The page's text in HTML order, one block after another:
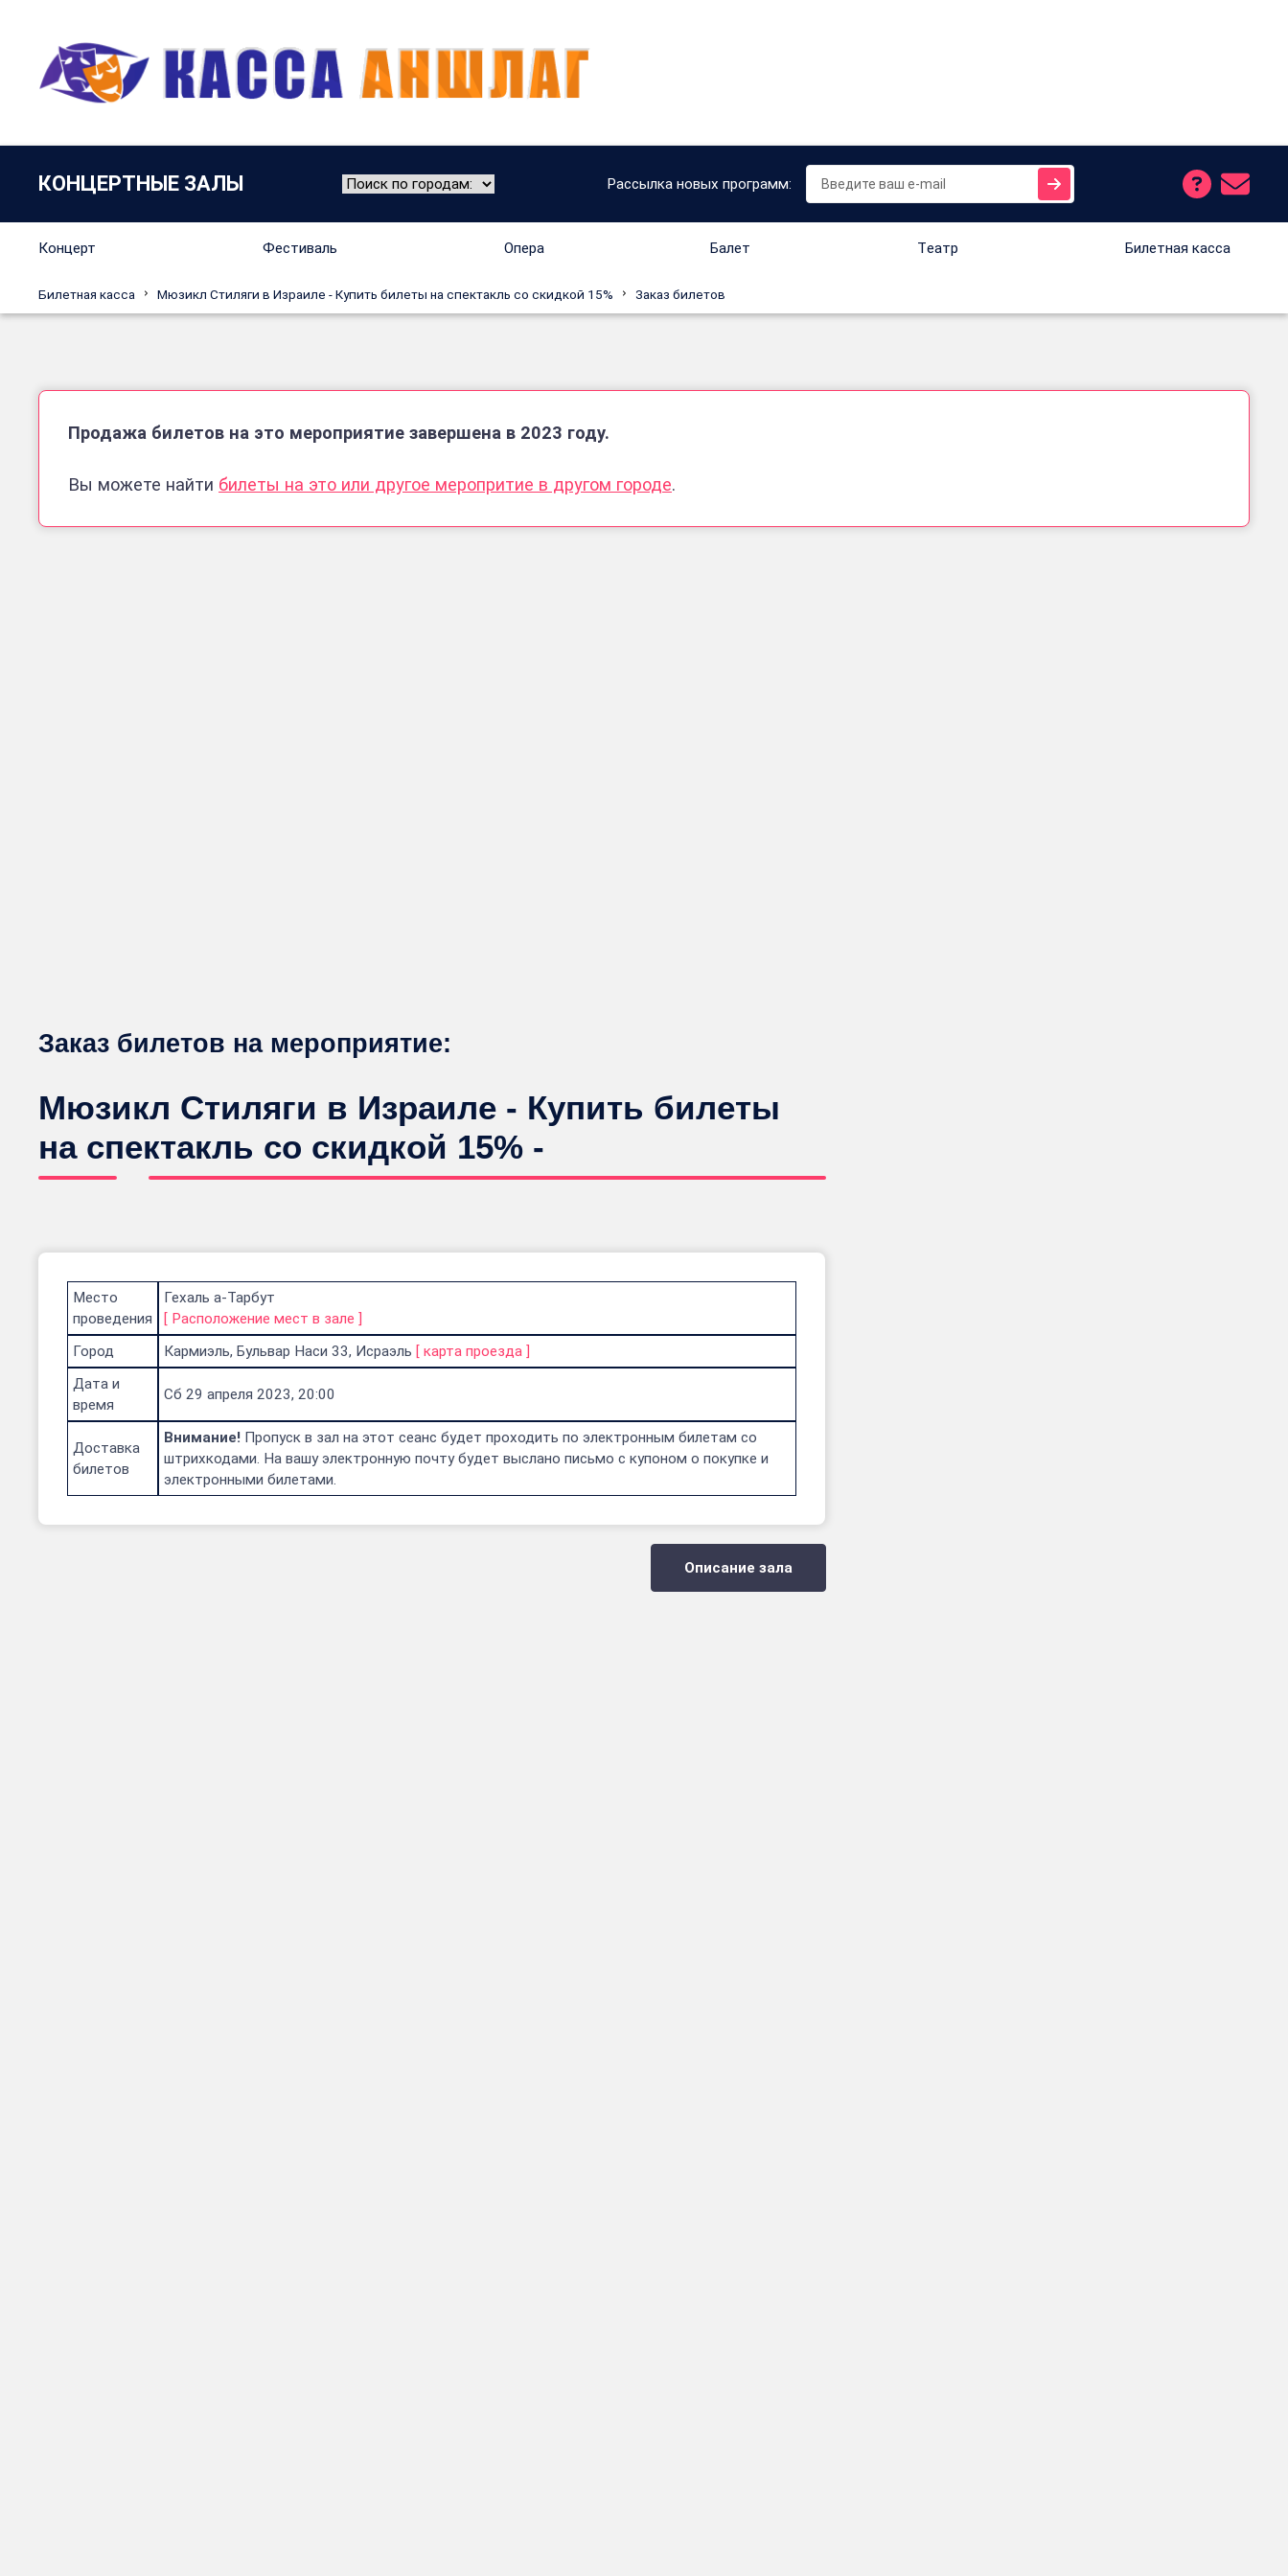
КОНЦЕРТНЫЕ ЗАЛЫ Рассылка новых программ:
Концерт Фестиваль Опера Балет Tеатр Билетная касса
Билетная касса Мюзикл Стиляги в Израиле - Купить билеты на спектакль со скидкой 15% Заказ билетов
Продажа билетов на это мероприятие завершена в 2023 году.
Вы можете найти билеты на это или другое меропритие в другом городе.
Заказ билетов на мероприятие:
Мюзикл Стиляги в Израиле - Купить билеты
на спектакль со скидкой 15% -
Место
проведения
Гехаль а-Тарбут
[ Расположение мест в зале ]
Город
Кармиэль, Бульвар Наси 33, Исраэль [ карта проезда ]
Дата и
время
Сб 29 апреля 2023, 20:00
Доставка
билетов
Внимание! Пропуск в зал на этот сеанс будет проходить по электронным билетам со
штрихкодами. На вашу электронную почту будет выслано письмо с купоном о покупке и
электронными билетами.
Описание зала